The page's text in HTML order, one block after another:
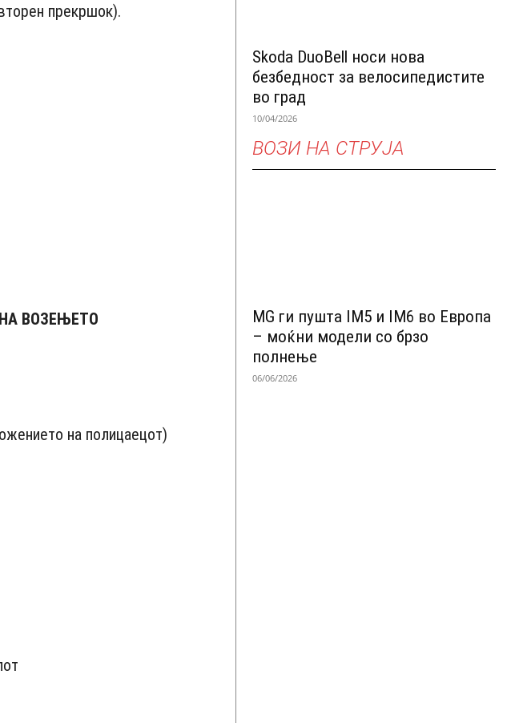
прекршок).
ВОЗЕЊЕТО
на полицаецот)
Skoda DuoBell носи нова
безбедност за велосипедистите
во град
10/04/2026
ВОЗИ НА СТРУЈА
MG ги пушта IM5 и IM6 во Европа
– моќни модели со брзо
полнење
06/06/2026